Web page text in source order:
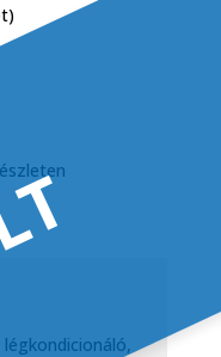
légkondicionáló,